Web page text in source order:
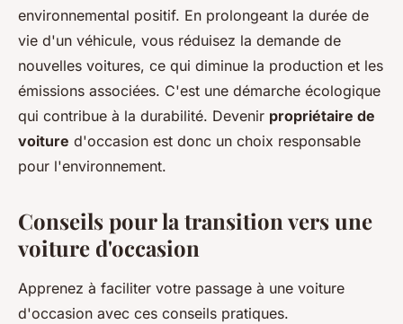
environnemental positif. En prolongeant la durée de
vie d'un véhicule, vous réduisez la demande de
nouvelles voitures, ce qui diminue la production et les
émissions associées. C'est une démarche écologique
qui contribue à la durabilité. Devenir propriétaire de
voiture d'occasion est donc un choix responsable
pour l'environnement.
Conseils pour la transition vers une
voiture d'occasion
Apprenez à faciliter votre passage à une voiture
d'occasion avec ces conseils pratiques.